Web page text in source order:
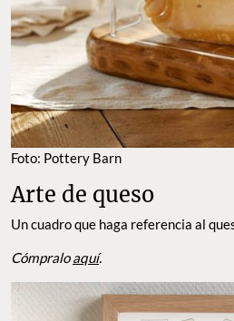
Foto: Pottery Barn
Arte de queso
Un cuadro que haga referencia al
Cómpraloaquí.